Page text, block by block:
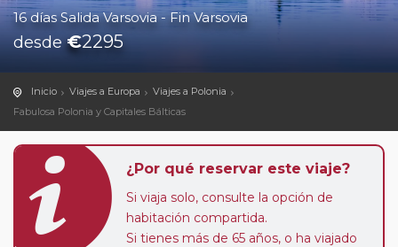
16 días Salida Varsovia - Fin Varsovia
desde€2295
Inicio Viajes a Europa
Viajes a Polonia
Fabulosa Polonia y Capitales Bálticas
¿Por qué reservar este viaje?
Si viaja solo, consulte la opción de
habitación compartida.
Si tienes más de 65 años, o ha viajado